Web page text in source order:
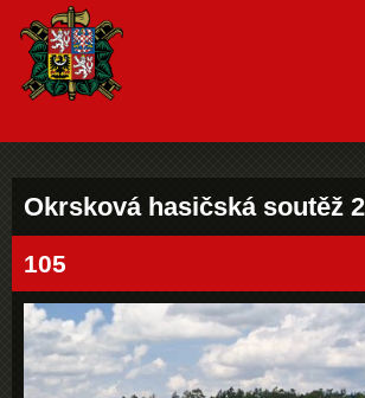
Okrsková hasičská soutěž
105